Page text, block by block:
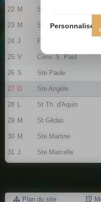
22 M St Vincent
23 M St Barnard
24 J Fr. de Sales
25 V Conv. S. Paul
26 S Ste Paule
27 D Ste Angèle
28 L St Th. d'Aquin
29 M St Gildas
30 M Ste Martine
31 J Ste Marcelle
Plan du site
Personnaliser